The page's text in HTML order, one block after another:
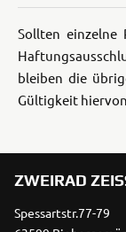
Sollten einzelne
bleiben die
Gültigkeit
ZWEIRAD
Spessartstr.77-79